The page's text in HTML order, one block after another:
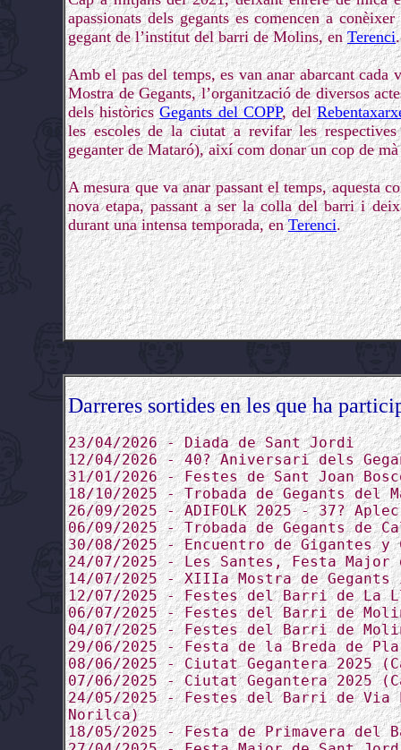
apassionats dels gegants es comencen a
gegant de l’institut del barri de Molins, enTerenci.
Amb el pas del temps, es van anar abarcant cada
Mostra de Gegants, l’organització de diversos
dels històricsGegants del COPP, del
les escoles de la ciutat a revifar les
geganter de Mataró), així com donar un cop de
A mesura que va anar passant el temps, aquesta
nova etapa, passant a ser la colla del barri i
durant una intensa temporada, enTerenci.
Darreres sortides en les que ha
23/04/2026 - Diada de Sant Jordi
12/04/2026 - 40? Aniversari dels
31/01/2026 - Festes de Sant Joan
18/10/2025 - Trobada de Gegants del
26/09/2025 - ADIFOLK 2025 - 37?
06/09/2025 - Trobada de Gegants de
30/08/2025 - Encuentro de Gigantes y
24/07/2025 - Les Santes, Festa Major
14/07/2025 - XIIIa Mostra de
12/07/2025 - Festes del Barri de La
06/07/2025 - Festes del Barri de
04/07/2025 - Festes del Barri de
29/06/2025 - Festa de la Breda de
08/06/2025 - Ciutat Gegantera 2025
07/06/2025 - Ciutat Gegantera 2025
24/05/2025 - Festes del Barri de Via
Norilca)
18/05/2025 - Festa de Primavera del